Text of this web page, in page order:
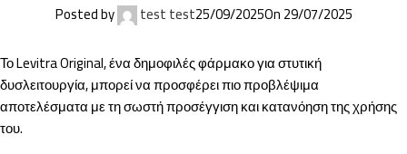
Posted by test test25/09/2025On 29/07/2025
Το Levitra Original, ένα δημοφιλές φάρμακο για στυτική
δυσλειτουργία, μπορεί να προσφέρει πιο προβλέψιμα
αποτελέσματα με τη σωστή προσέγγιση και κατανόηση της χρήσης
του.